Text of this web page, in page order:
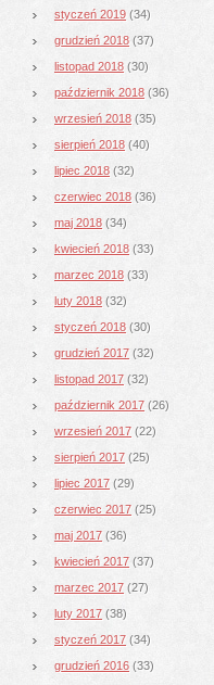
styczeń 2019 (34)
grudzień 2018 (37)
listopad 2018 (30)
październik 2018 (36)
wrzesień 2018 (35)
sierpień 2018 (40)
lipiec 2018 (32)
czerwiec 2018 (36)
maj 2018 (34)
kwiecień 2018 (33)
marzec 2018 (33)
luty 2018 (32)
styczeń 2018 (30)
grudzień 2017 (32)
listopad 2017 (32)
październik 2017 (26)
wrzesień 2017 (22)
sierpień 2017 (25)
lipiec 2017 (29)
czerwiec 2017 (25)
maj 2017 (36)
kwiecień 2017 (37)
marzec 2017 (27)
luty 2017 (38)
styczeń 2017 (34)
grudzień 2016 (33)